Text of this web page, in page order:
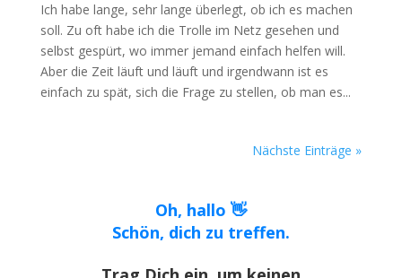
Ich habe lange, sehr lange überlegt, ob ich es machen
soll. Zu oft habe ich die Trolle im Netz gesehen und
selbst gespürt, wo immer jemand einfach helfen will.
Aber die Zeit läuft und läuft und irgendwann ist es
einfach zu spät, sich die Frage zu stellen, ob man es...
Nächste Einträge »
Oh, hallo 👋
Schön, dich zu treffen.